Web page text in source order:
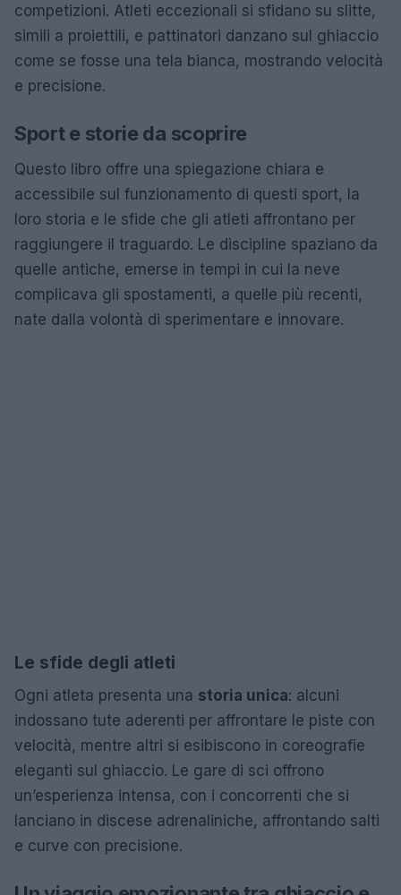
competizioni. Atleti eccezionali si sfidano su slitte,
simili a proiettili, e pattinatori danzano sul ghiaccio
come se fosse una tela bianca, mostrando velocità
e precisione.
Sport e storie da scoprire
Questo libro offre una spiegazione chiara e
accessibile sul funzionamento di questi sport, la
loro storia e le sfide che gli atleti affrontano per
raggiungere il traguardo. Le discipline spaziano da
quelle antiche, emerse in tempi in cui la neve
complicava gli spostamenti, a quelle più recenti,
nate dalla volontà di sperimentare e innovare.
Le sfide degli atleti
Ogni atleta presenta una storia unica: alcuni
indossano tute aderenti per affrontare le piste con
velocità, mentre altri si esibiscono in coreografie
eleganti sul ghiaccio. Le gare di sci offrono
un’esperienza intensa, con i concorrenti che si
lanciano in discese adrenaliniche, affrontando salti
e curve con precisione.